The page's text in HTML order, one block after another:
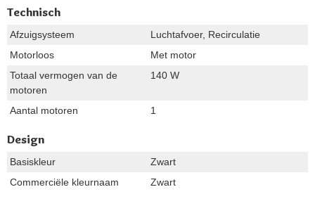
Technisch
Afzuigsysteem
Luchtafvoer, Recirculatie
Motorloos
Met motor
Totaal vermogen van de
motoren
140 W
Aantal motoren 1
Design
Basiskleur
Zwart
Commerciële kleurnaam
Zwart